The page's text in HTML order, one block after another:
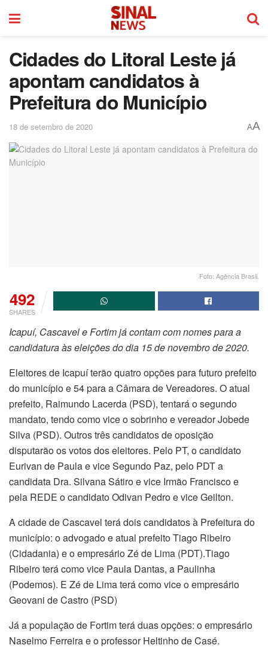
Cidades do Litoral Leste já
apontam candidatos à
Prefeitura do Município
18 de setembro de 2020 AA
Foto: Agência Brasil.
492
SHARES
Icapuí, Cascavel e Fortim já contam com nomes para a
candidatura às eleições do dia 15 de novembro de 2020.
Eleitores de Icapuí terão quatro opções para futuro prefeito
do município e 54 para a Câmara de Vereadores. O atual
prefeito, Raimundo Lacerda (PSD), tentará o segundo
mandato, tendo como vice o sobrinho e vereador Jobede
Silva (PSD). Outros três candidatos de oposição
disputarão os votos dos eleitores. Pelo PT, o candidato
Eurivan de Paula e vice Segundo Paz, pelo PDT a
candidata Dra. Silvana Sátiro e vice Irmão Francisco e
pela REDE o candidato Odivan Pedro e vice Geilton.
A cidade de Cascavel terá dois candidatos à Prefeitura do
município: o advogado e atual prefeito Tiago Ribeiro
(Cidadania) e o empresário Zé de Lima (PDT).Tiago
Ribeiro terá como vice Paula Dantas, a Paulinha
(Podemos). E Zé de Lima terá como vice o empresário
Geovani de Castro (PSD)
Já a população de Fortim terá duas opções: o empresário
Naselmo Ferreira e o professor Heltinho de Casé.